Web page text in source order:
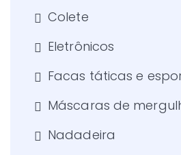
Colete
Eletrônicos
Facas táticas e
Máscaras de
Nadadeira